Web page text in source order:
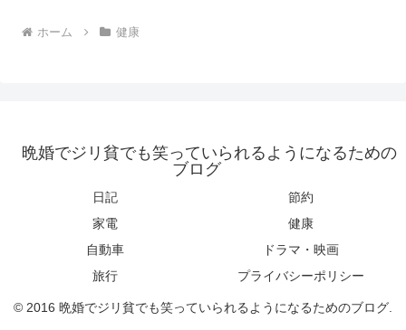
ホーム 健康
晩婚でジリ貧でも笑っていられるようになるための
ブログ
日記
節約
家電
健康
自動車
ドラマ・映画
旅行
プライバシーポリシー
© 2016 晩婚でジリ貧でも笑っていられるようになるためのブログ.